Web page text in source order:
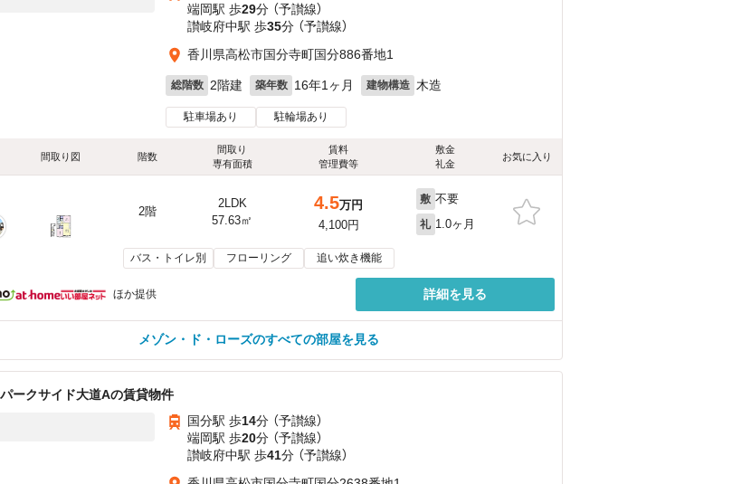
端岡駅 歩29分 （予讃線）
讃岐府中駅 歩35分 （予讃線）
香川県高松市国分寺町国分886番地1
総階数 2階建 築年数 16年1ヶ月 建物構造 木造
駐車場あり 駐輪場あり
間取り図 階数
間取り
専有面積
賃料
管理費等
敷金
礼金
お気に入り
2階
2LDK
57.63㎡
4.5万円
4,100円
敷 不要
礼 1.0ヶ月
バス・トイレ別 フローリング 追い炊き機能
ほか提供 詳細を見る
メゾン・ド・ローズのすべての部屋を見る
パークサイド大道Aの賃貸物件
国分駅 歩14分 （予讃線）
端岡駅 歩20分 （予讃線）
讃岐府中駅 歩41分 （予讃線）